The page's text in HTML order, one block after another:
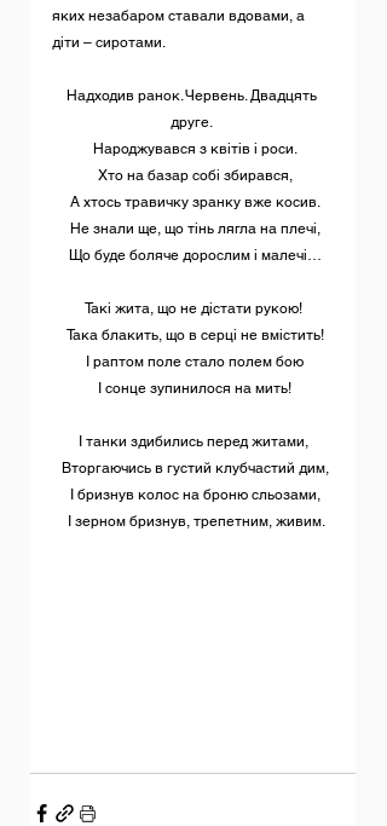
яких незабаром ставали вдовами, а
діти – сиротами.
Надходив ранок. Червень. Двадцять
друге.
  Народжувався з квітів і роси.
  Хто на базар собі збирався,
  А хтось травичку зранку вже косив.
  Не знали ще, що тінь лягла на плечі,
  Що буде боляче дорослим і малечі…
Такі жита, що не дістати рукою!
  Така блакить, що в серці не вмістить!
  І раптом поле стало полем бою
  І сонце зупинилося на мить!
І танки здибились перед житами,
  Вторгаючись в густий клубчастий дим,
  І бризнув колос на броню сльозами,
  І зерном бризнув, трепетним, живим.